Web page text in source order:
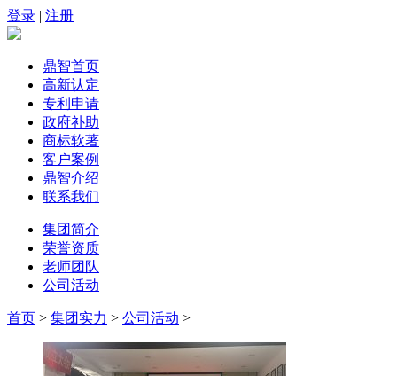
登录 | 注册
鼎智首页
高新认定
专利申请
政府补助
商标软著
客户案例
鼎智介绍
联系我们
集团简介
荣誉资质
老师团队
公司活动
首页 > 集团实力 > 公司活动 >